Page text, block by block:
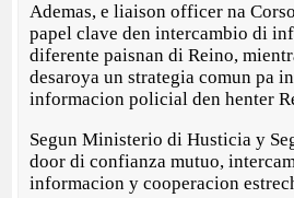
Ademas, e liaison officer na
papel clave den intercambio di
diferente paisnan di Reino,
desaroya un strategia comun pa
informacion policial den henter
Segun Ministerio di Husticia y
door di confianza mutuo,
informacion y cooperacion